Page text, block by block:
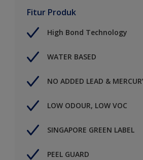
Fitur Produk
High Bond Technology
WATER BASED
NO ADDED LEAD &
LOW ODOUR, LOW VOC
SINGAPORE GREEN LABEL
PEEL GUARD